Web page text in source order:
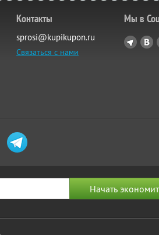
Контакты
sprosi@kupikupon.ru
Связаться с нами
Мы в